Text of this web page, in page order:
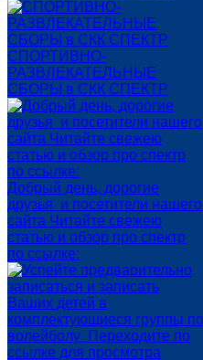
СПОРТИВНО-
РАЗВЛЕКАТЕЛЬНЫЕ
СБОРЫ в СКК СПЕКТР
Добрый день, дорогие
друзья и посетители нашего
сайта Читайте свежею
статью и обзор про спектр
по ссылке: